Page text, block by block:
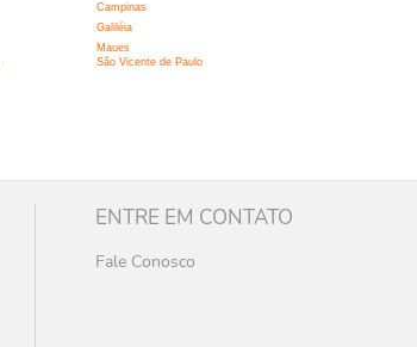
Campinas
Galiléia
Maues
São Vicente de Paulo
ENTRE EM CONTATO
Fale Conosco